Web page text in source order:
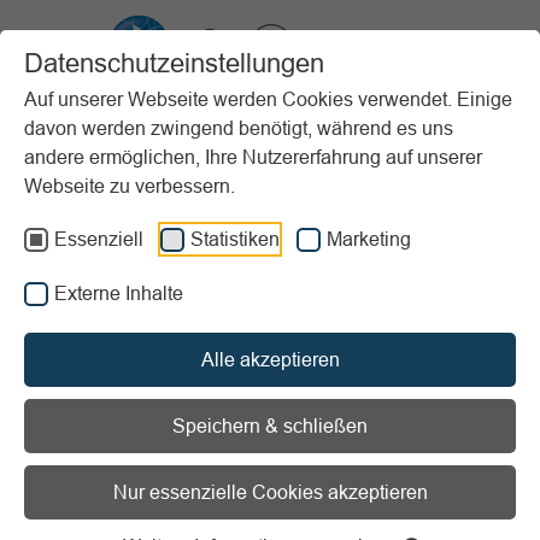
Datenschutzeinstellungen
Auf unserer Webseite werden Cookies verwendet. Einige
davon werden zwingend benötigt, während es uns
andere ermöglichen, Ihre Nutzererfahrung auf unserer
Webseite zu verbessern.
Essenziell Statistiken Marketing
Externe Inhalte
Alle akzeptieren
Speichern & schließen
Nur essenzielle Cookies akzeptieren
Startseite Unterstützung
Nachhaltigkeit im Sportverein
Best Practice Beispiele
RuhrCleanUp
Vorlesen
Informationen zum Readspeaker öffnen
Mitgliederzahl:Bis 500
RuhrCleanUp
Ziel: Müllsammelaktion mit dem
Kanu